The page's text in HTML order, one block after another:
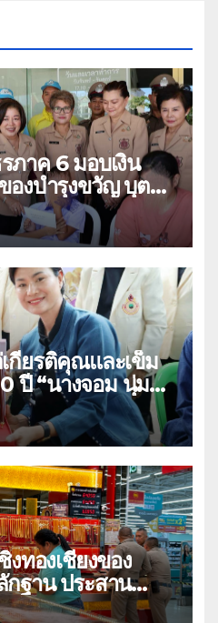
ภาค 6 มอบเงิน
องบำรุงขวัญ บุตร-
กียรติคุณและเข็ม
นุ่ม
าง อำเภอเมือง
ฐาน ประสาน
บกุม